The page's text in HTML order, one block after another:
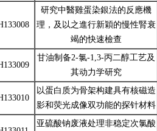
研究中醫雞蛋染銀法的反應機
理，及以之進行新穎的慢性腎衰
竭的快速檢查
甘油制备2-氯-1,3-丙二醇工艺及
其动力学研究
以蛋白质为骨架构建具有核磁造
影和荧光成像双功能的探针材料
亚硫酸钠废液处理非稳定次氯酸